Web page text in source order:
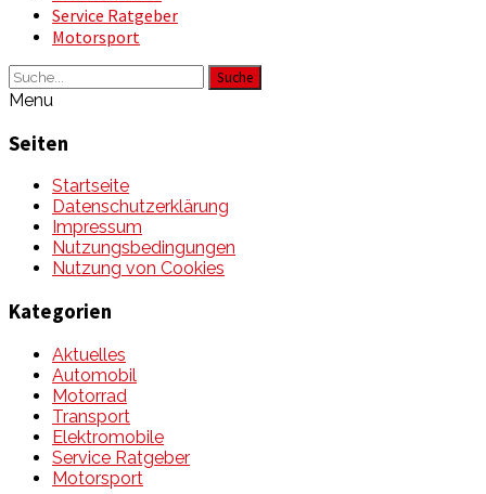
Service Ratgeber
Motorsport
Suche
Menu
Seiten
Startseite
Datenschutzerklärung
Impressum
Nutzungsbedingungen
Nutzung von Cookies
Kategorien
Aktuelles
Automobil
Motorrad
Transport
Elektromobile
Service Ratgeber
Motorsport